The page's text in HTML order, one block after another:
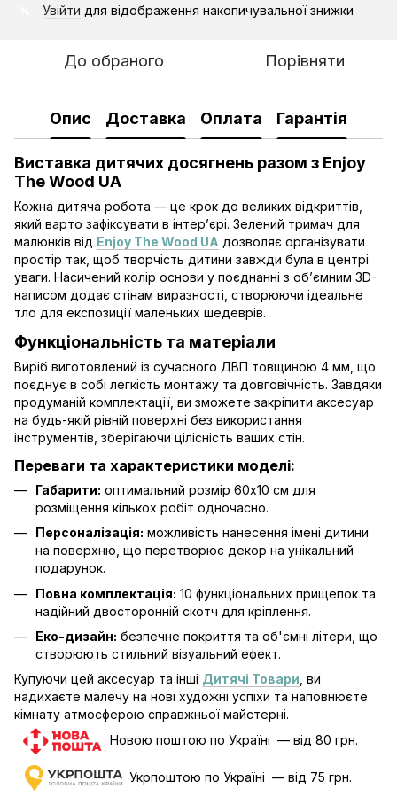
Увійти для відображення накопичувальної знижки
До обраного Порівняти
Опис Доставка Оплата Гарантія
Виставка дитячих досягнень разом з Enjoy
The Wood UA
Кожна дитяча робота — це крок до великих відкриттів,
який варто зафіксувати в інтер’єрі. Зелений тримач для
малюнків від Enjoy The Wood UA дозволяє організувати
простір так, щоб творчість дитини завжди була в центрі
уваги. Насичений колір основи у поєднанні з об’ємним 3D-
написом додає стінам виразності, створюючи ідеальне
тло для експозиції маленьких шедеврів.
Функціональність та матеріали
Виріб виготовлений із сучасного ДВП товщиною 4 мм, що
поєднує в собі легкість монтажу та довговічність. Завдяки
продуманій комплектації, ви зможете закріпити аксесуар
на будь-якій рівній поверхні без використання
інструментів, зберігаючи цілісність ваших стін.
Переваги та характеристики моделі:
Габарити: оптимальний розмір 60х10 см для
розміщення кількох робіт одночасно.
Персоналізація: можливість нанесення імені дитини
на поверхню, що перетворює декор на унікальний
подарунок.
Повна комплектація: 10 функціональних прищепок та
надійний двосторонній скотч для кріплення.
Еко-дизайн: безпечне покриття та об'ємні літери, що
створюють стильний візуальний ефект.
Купуючи цей аксесуар та інші Дитячі Товари , ви
надихаєте малечу на нові художні успіхи та наповнюєте
кімнату атмосферою справжньої майстерні.
Новою поштою по Україні — від 80 грн.
Укрпоштою по Україні — від 75 грн.